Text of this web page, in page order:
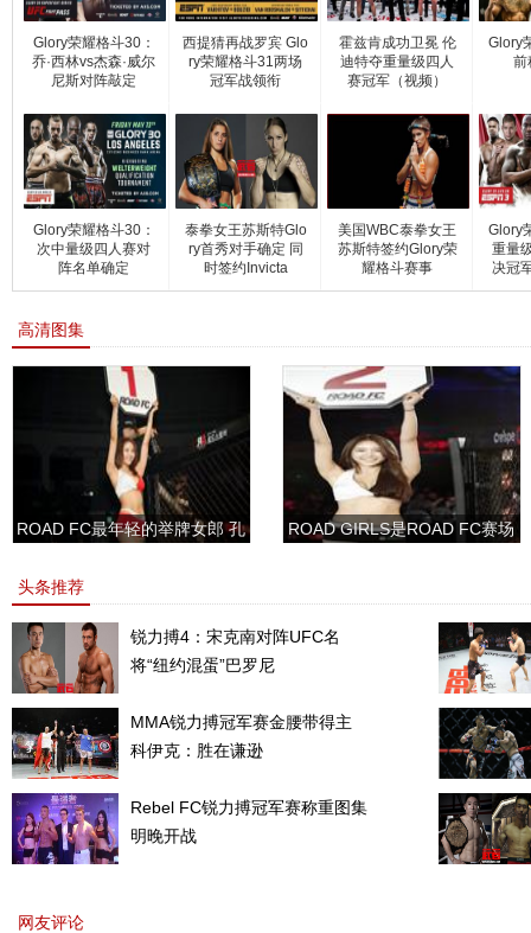
Glory荣耀格斗30：
乔·西林vs杰森·威尔
尼斯对阵敲定
西提猜再战罗宾 Glo
ry荣耀格斗31两场
冠军战领衔
霍兹肯成功卫冕 伦
迪特夺重量级四人
赛冠军（视频）
Glory
前
Glory荣耀格斗30：
次中量级四人赛对
阵名单确定
泰拳女王苏斯特Glo
ry首秀对手确定 同
时签约Invicta
美国WBC泰拳女王
苏斯特签约Glory荣
耀格斗赛事
Glory
重量
决冠
高清图集
ROAD FC最年轻的举牌女郎 孔
ROAD GIRLS是ROAD FC赛场
头条推荐
锐力搏4：宋克南对阵UFC名
将“纽约混蛋”巴罗尼
MMA锐力搏冠军赛金腰带得主
科伊克：胜在谦逊
Rebel FC锐力搏冠军赛称重图集
明晚开战
网友评论